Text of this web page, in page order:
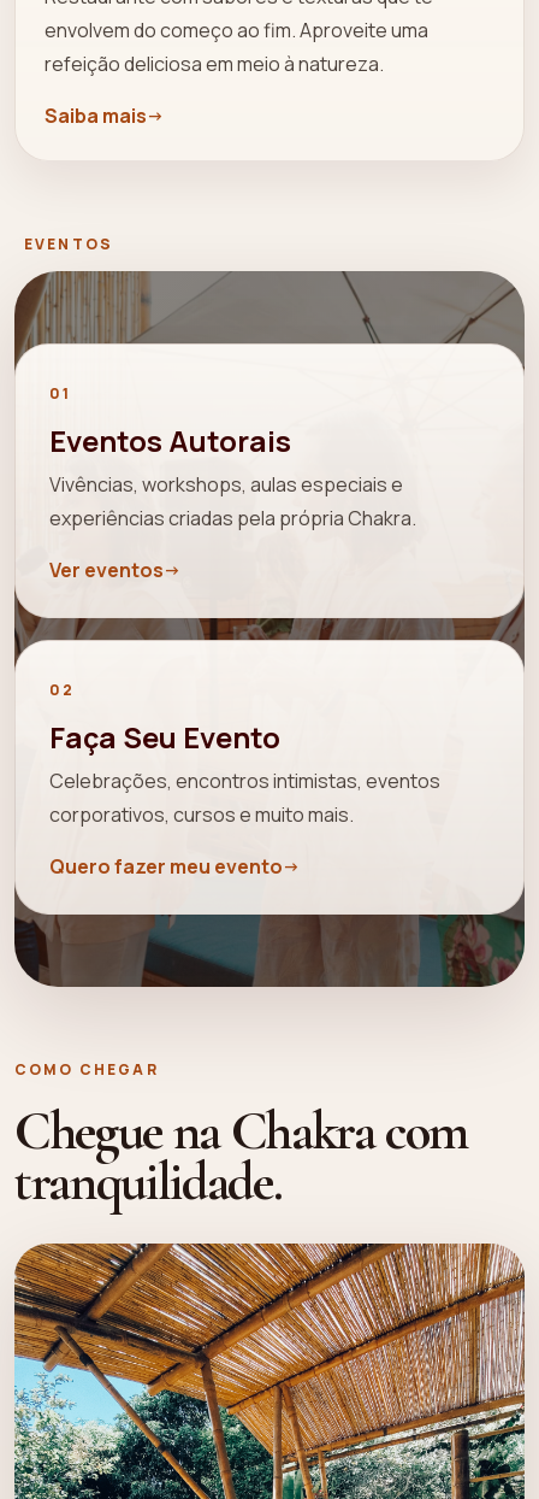
envolvem do começo ao fim. Aproveite uma
refeição deliciosa em meio à natureza.
Saiba mais
EVENTOS
01
Eventos Autorais
Vivências, workshops, aulas especiais e
experiências criadas pela própria Chakra.
Ver eventos
02
Faça Seu Evento
Celebrações, encontros intimistas, eventos
corporativos, cursos e muito mais.
Quero fazer meu evento
COMO CHEGAR
Chegue na Chakra com
tranquilidade.